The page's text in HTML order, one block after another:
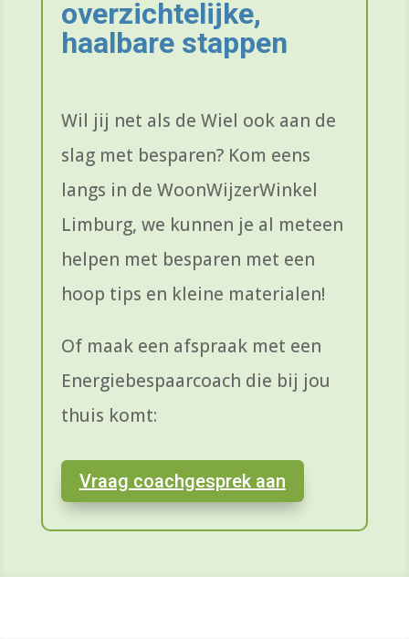
overzichtelijke,
haalbare stappen
Wil jij net als de Wiel ook aan de
slag met besparen? Kom eens
langs in de WoonWijzerWinkel
Limburg, we kunnen je al meteen
helpen met besparen met een
hoop tips en kleine materialen!
Of maak een afspraak met een
Energiebespaarcoach die bij jou
thuis komt:
Vraag coachgesprek aan